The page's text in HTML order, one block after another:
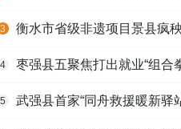
3 衡水市省级非遗项目景县疯秧歌绽放华
4 枣强县五聚焦打出就业“组合
5 武强县首家“同舟救援暖新驿站”揭牌